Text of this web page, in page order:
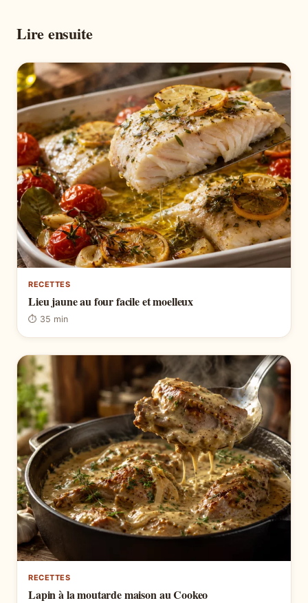
Lire ensuite
RECETTES
Lieu jaune au four facile et moelleux
⏱ 35 min
RECETTES
Lapin à la moutarde maison au Cookeo